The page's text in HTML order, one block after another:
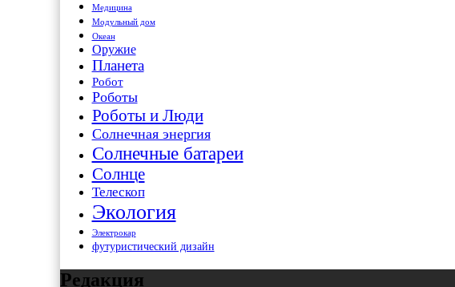
Медицина
Модульный дом
Океан
Оружие
Планета
Робот
Роботы
Роботы и Люди
Солнечная энергия
Солнечные батареи
Солнце
Телескоп
Экология
Электрокар
футуристический дизайн
Редакция